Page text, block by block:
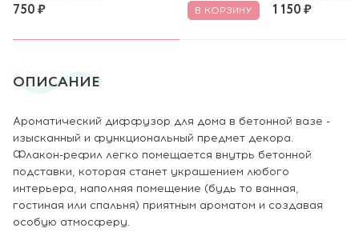
750 ₽ В КОРЗИНУ 1 150 ₽
ОПИСАНИЕ
Ароматический диффузор для дома в бетонной вазе -
изысканный и функциональный предмет декора.
Флакон-рефил легко помещается внутрь бетонной
подставки, которая станет украшением любого
интерьера, наполняя помещение (будь то ванная,
гостиная или спальня) приятным ароматом и создавая
особую атмосферу.